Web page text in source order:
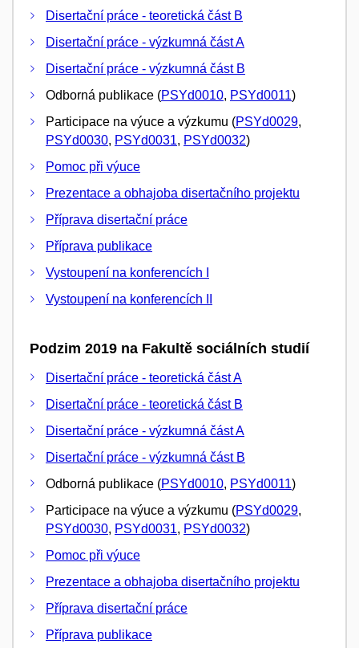
Disertační práce - teoretická část B
Disertační práce - výzkumná část A
Disertační práce - výzkumná část B
Odborná publikace (PSYd0010, PSYd0011)
Participace na výuce a výzkumu (PSYd0029,
PSYd0030, PSYd0031, PSYd0032)
Pomoc při výuce
Prezentace a obhajoba disertačního projektu
Příprava disertační práce
Příprava publikace
Vystoupení na konferencích I
Vystoupení na konferencích II
Podzim 2019 na Fakultě sociálních studií
Disertační práce - teoretická část A
Disertační práce - teoretická část B
Disertační práce - výzkumná část A
Disertační práce - výzkumná část B
Odborná publikace (PSYd0010, PSYd0011)
Participace na výuce a výzkumu (PSYd0029,
PSYd0030, PSYd0031, PSYd0032)
Pomoc při výuce
Prezentace a obhajoba disertačního projektu
Příprava disertační práce
Příprava publikace